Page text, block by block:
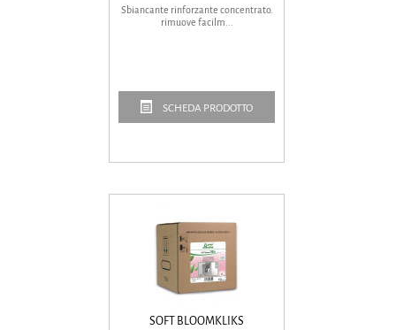
Sbiancante rinforzante concentrato.
rimuove facilm...
SCHEDA PRODOTTO
SOFT BLOOMKLIKS